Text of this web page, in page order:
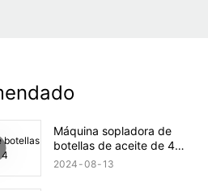
Máquina sopladora de
botellas de aceite de 4
cavidades
2024 08 13